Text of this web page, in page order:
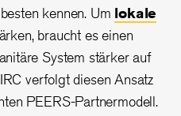
kennen. Um lokale
braucht es einen
System stärker auf
verfolgt diesen Ansatz
PEERS-Partnermodell.